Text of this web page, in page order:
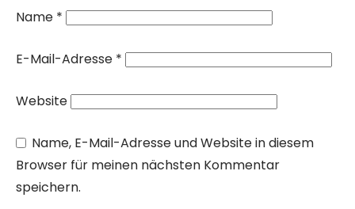
Name *
E-Mail-Adresse *
Website
Name, E-Mail-Adresse und Website in diesem
Browser für meinen nächsten Kommentar
speichern.